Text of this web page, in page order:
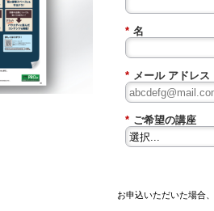
* 名
* メール アドレス
* ご希望の講座
お申込いただいた場合、